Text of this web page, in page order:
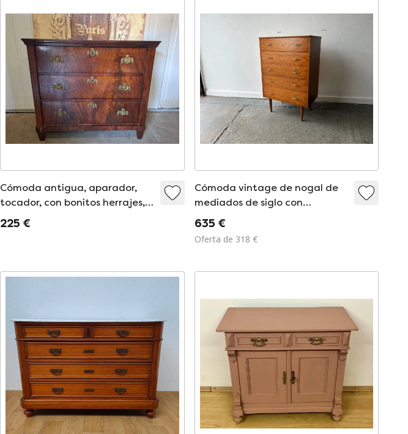
Cómoda antigua, aparador,
tocador, con bonitos herrajes,
con daños en la chapa,
225 €
Cómoda vintage de nogal de
mediados de siglo con
tiradores de latón (años 50-60).
635 €
Oferta de 318 €